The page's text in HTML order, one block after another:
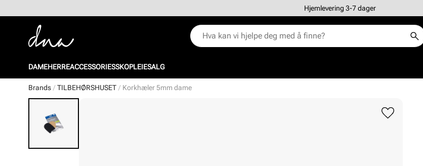
Hjemlevering 3-7 dager
DAMEHERREACCESSORIESSKOPLEIESALG
Brands TILBEHØRSHUSET Korkhæler 5mm dame